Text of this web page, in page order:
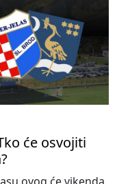
će osvojiti